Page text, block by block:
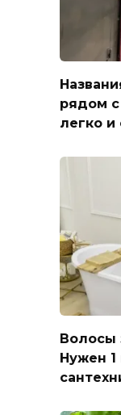
рядом
легко и
Волосы
Нужен